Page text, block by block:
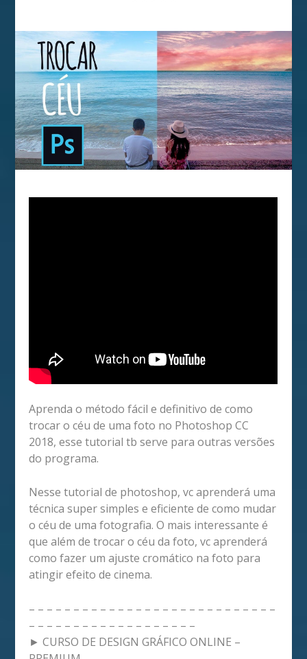
Aprenda o método fácil e definitivo de como
trocar o céu de uma foto no Photoshop CC
2018, esse tutorial tb serve para outras versões
do programa.
Nesse tutorial de photoshop, vc aprenderá uma
técnica super simples e eficiente de como mudar
o céu de uma fotografia. O mais interessante é
que além de trocar o céu da foto, vc aprenderá
como fazer um ajuste cromático na foto para
atingir efeito de cinema.
– – – – – – – – – – – – – – – – – – – – – – – – – – – –
– – – – – – – – – – – – – – – – – – –
► CURSO DE DESIGN GRÁFICO ONLINE –